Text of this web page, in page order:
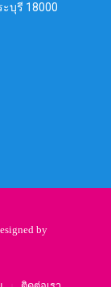
บุรี 18000
by